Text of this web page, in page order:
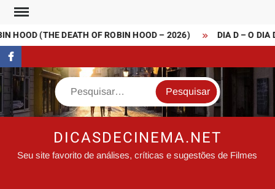
Skip
content
HOOD (THE DEATH OF ROBIN HOOD – 2026) DIA D – O DIA
FaceBook
Search
DICASDECINEMA.NET
Seu site favorito de análises, críticas e sugestões de Filmes